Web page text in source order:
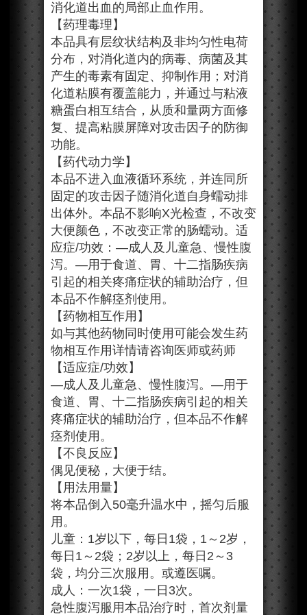
消化道出血的局部止血作用。
【药理毒理】
本品具有层纹状结构及非均匀性电荷
分布，对消化道内的病毒、病菌及其
产生的毒素有固定、抑制作用；对消
化道粘膜有覆盖能力，并通过与粘液
糖蛋白相互结合，从质和量两方面修
复、提高粘膜屏障对攻击因子的防御
功能。
【药代动力学】
本品不进入血液循环系统，并连同所
固定的攻击因子随消化道自身蠕动排
出体外。本品不影响X光检查，不改变
大便颜色，不改变正常的肠蠕动。适
应症/功效：—成人及儿童急、慢性腹
泻。—用于食道、胃、十二指肠疾病
引起的相关疼痛症状的辅助治疗，但
本品不作解痉剂使用。
【药物相互作用】
如与其他药物同时使用可能会发生药
物相互作用详情请咨询医师或药师
【适应症/功效】
—成人及儿童急、慢性腹泻。—用于
食道、胃、十二指肠疾病引起的相关
疼痛症状的辅助治疗，但本品不作解
痉剂使用。
【不良反应】
偶见便秘，大便于结。
【用法用量】
将本品倒入50毫升温水中，摇匀后服
用。
儿童：1岁以下，每日1袋，1～2岁，
每日1～2袋；2岁以上，每日2～3
袋，均分三次服用。或遵医嘱。
成人：一次1袋，一日3次。
急性腹泻服用本品治疗时，首次剂量